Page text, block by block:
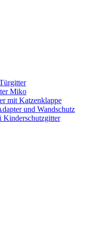
Miko
mit Katzenklappe
und Wandschutz
Kinderschutzgitter